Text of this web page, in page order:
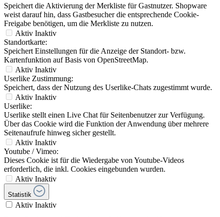
Speichert die Aktivierung der Merkliste für Gastnutzer. Shopware
weist darauf hin, dass Gastbesucher die entsprechende Cookie-
Freigabe benötigen, um die Merkliste zu nutzen.
Aktiv Inaktiv
Standortkarte:
Speichert Einstellungen für die Anzeige der Standort- bzw.
Kartenfunktion auf Basis von OpenStreetMap.
Aktiv Inaktiv
Userlike Zustimmung:
Speichert, dass der Nutzung des Userlike-Chats zugestimmt wurde.
Aktiv Inaktiv
Userlike:
Userlike stellt einen Live Chat für Seitenbenutzer zur Verfügung.
Über das Cookie wird die Funktion der Anwendung über mehrere
Seitenaufrufe hinweg sicher gestellt.
Aktiv Inaktiv
Youtube / Vimeo:
Dieses Cookie ist für die Wiedergabe von Youtube-Videos
erforderlich, die inkl. Cookies eingebunden wurden.
Aktiv Inaktiv
Statistik
Aktiv Inaktiv